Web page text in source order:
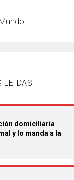
LEIDAS
domiciliaria
y lo manda a la